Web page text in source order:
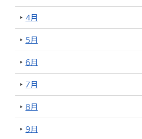
4月
5月
6月
7月
8月
9月